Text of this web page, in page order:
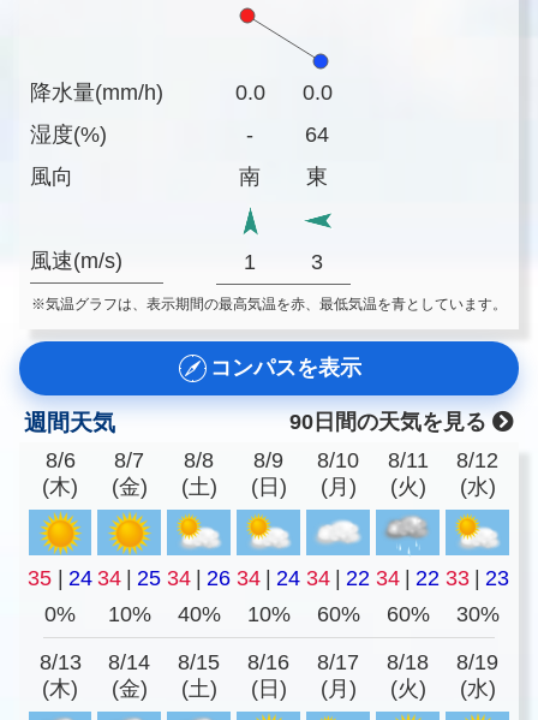
降水量(mm/h)
湿度(%)
風向
風速(m/s)
0.0
0.0
-
64
南
東
1 3
※気温グラフは、表示期間の最高気温を赤、最低気温を青としています。
コンパスを表示
週間天気
90日間の天気を見る
8/6
(木)
8/7
(金)
8/8
(土)
8/9
(日)
8/10
(月)
8/11
(火)
8/12
(水)
35 | 24 34 | 25 34 | 26 34 | 24 34 | 22 34 | 22 33 | 23
0%
10% 40% 10% 60% 60% 30%
8/13
(木)
8/14
(金)
8/15
(土)
8/16
(日)
8/17
(月)
8/18
(火)
8/19
(水)